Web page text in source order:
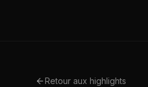
Retour aux highlights